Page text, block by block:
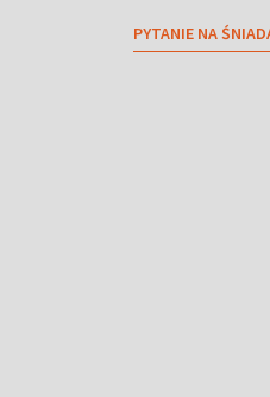
PYTANIE NA